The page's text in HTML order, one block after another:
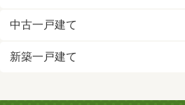
中古一戸建て
新築一戸建て